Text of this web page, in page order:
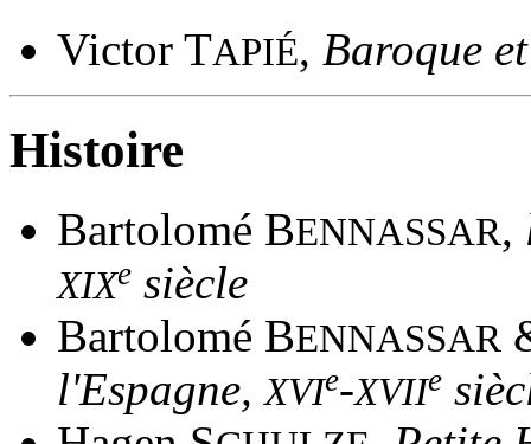
Victor TAPIÉ, Baroque
Histoire
Bartolomé BENNASSAR,
XIXe siècle
Bartolomé BENNASSAR
l'Espagne, XVIe-XVIIe